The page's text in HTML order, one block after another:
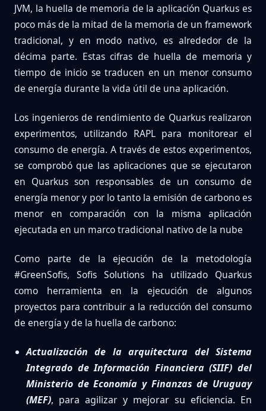
JVM, la huella de memoria de la aplicación Quarkus es
poco más de la mitad de la memoria de un framework
tradicional, y en modo nativo, es alrededor de la
décima parte. Estas cifras de huella de memoria y
tiempo de inicio se traducen en un menor consumo
de energía durante la vida útil de una aplicación.
Los ingenieros de rendimiento de Quarkus realizaron
experimentos, utilizando RAPL para monitorear el
consumo de energía. A través de estos experimentos,
se comprobó que las aplicaciones que se ejecutaron
en Quarkus son responsables de un consumo de
energía menor y por lo tanto la emisión de carbono es
menor en comparación con la misma aplicación
ejecutada en un marco tradicional nativo de la nube
Como parte de la ejecución de la metodología
#GreenSofis, Sofis Solutions ha utilizado Quarkus
como herramienta en la ejecución de algunos
proyectos para contribuir a la reducción del consumo
de energía y de la huella de carbono:
Actualización de la arquitectura del Sistema
Integrado de Información Financiera (SIIF) del
Ministerio de Economía y Finanzas de Uruguay
(MEF), para agilizar y mejorar su eficiencia. En